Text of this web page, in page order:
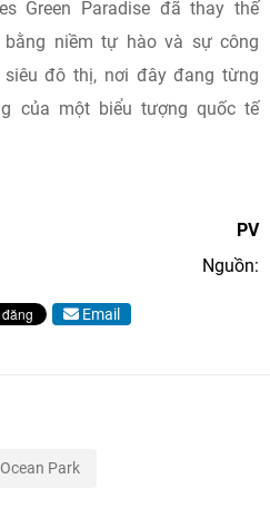
Green Paradise đã thay thế
niềm tự hào và sự công
đô thị, nơi đây đang từng
của một biểu tượng quốc tế
PV
Nguồn:
Email
Park